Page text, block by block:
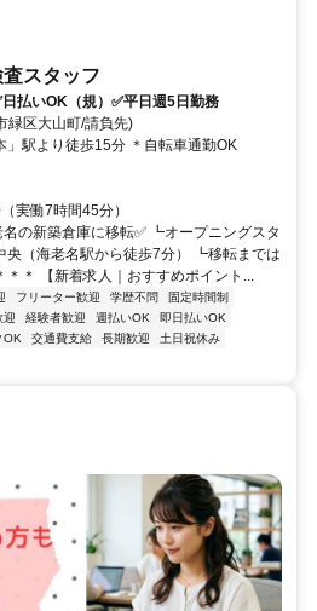
スタッフ
払いOK（規）✅平日週5日勤務
緑区大山町/請負先)
」駅より徒歩15分 ＊自転車通勤OK
実働7時間45分）
の新築倉庫に移転✅ ┗オープニングスタ
央（海老名駅から徒歩7分） ┗移転までは
＊＊ 【新着求人｜おすすめポイント...
フリーター歓迎 学歴不問
固定時間制
迎 経験者歓迎 週払いOK
即日払いOK
OK 交通費支給 長期歓迎
土日祝休み